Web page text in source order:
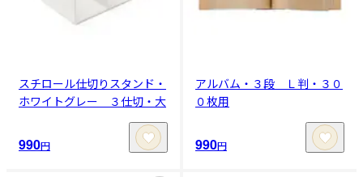
スチロール仕切りスタンド・
ホワイトグレー ３仕切・大
990円
アルバム・３段 Ｌ判・３０
０枚用
990円